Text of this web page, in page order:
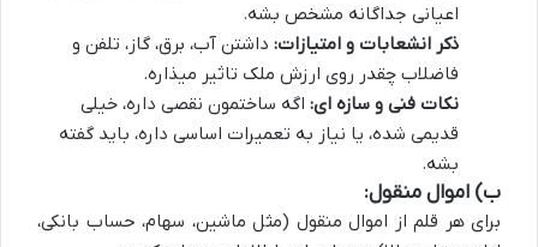
اعیانی جداگانه مشخص بشه.
ذکر انشعابات و امتیازات: داشتن آب، برق، گاز، تلفن و
فاضلاب چقدر روی ارزش ملک تاثیر میذاره.
نکات فنی و سازه ای: اگه ساختمون نقصی داره، خیلی
قدیمی شده، یا نیاز به تعمیرات اساسی داره، باید گفته
بشه.
ب) اموال منقول:
برای هر قلم از اموال منقول (مثل ماشین، سهام، حساب بانکی،